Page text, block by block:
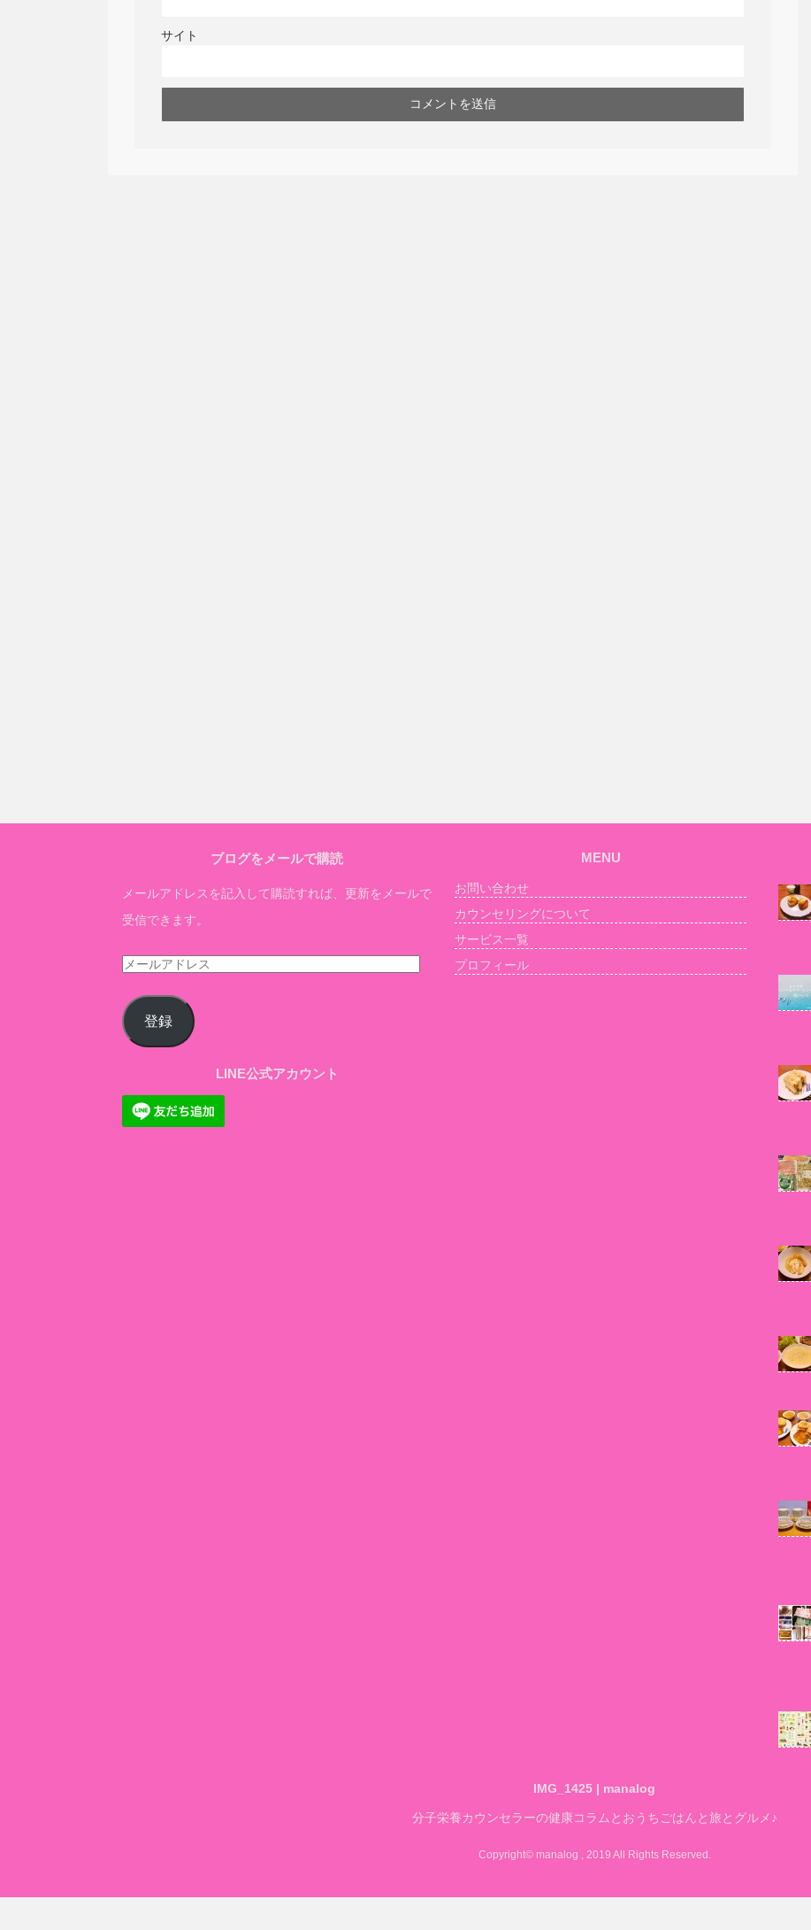
サイト
ブログをメールで購読
メールアドレスを記入して購読すれば、更新をメールで
受信できます。
メ
ル
ア
レ
ス
登録
LINE公式アカウント
MENU
お問い合わせ
カウンセリングについて
サービス一覧
プロフィール
IMG_1425 | manalog
分子栄養カウンセラーの健康コラムとおうちごはんと旅とグルメ♪
Copyright© manalog , 2019 All Rights Reserved.